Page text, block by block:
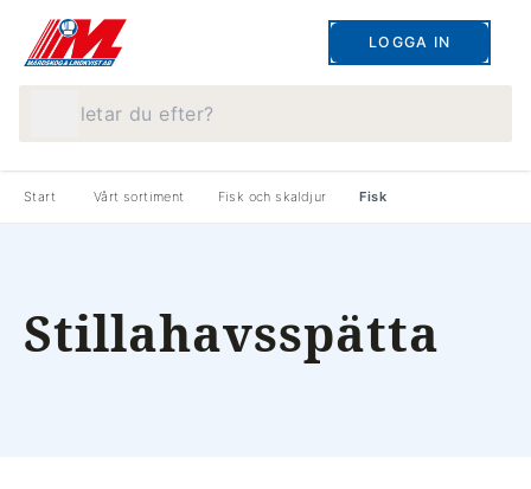
LOGGA IN
Start Vårt sortiment Fisk och skaldjur Fisk
Stillahavsspätta